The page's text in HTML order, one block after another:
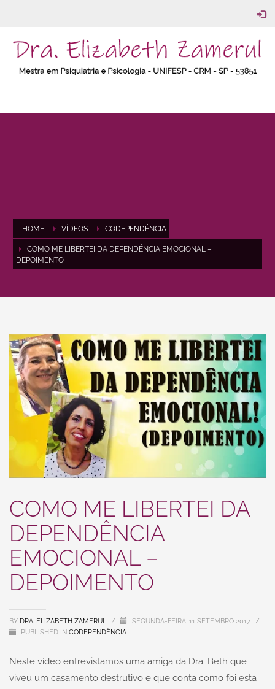
HOME VÍDEOS CODEPENDÊNCIA
COMO ME LIBERTEI DA DEPENDÊNCIA EMOCIONAL –
DEPOIMENTO
COMO ME LIBERTEI DA
DEPENDÊNCIA
EMOCIONAL –
DEPOIMENTO
BY DRA. ELIZABETH ZAMERUL / SEGUNDA-FEIRA, 11 SETEMBRO 2017
/
PUBLISHED IN CODEPENDÊNCIA
Neste vídeo entrevistamos uma amiga da Dra. Beth que
viveu um casamento destrutivo e que conta como foi esta